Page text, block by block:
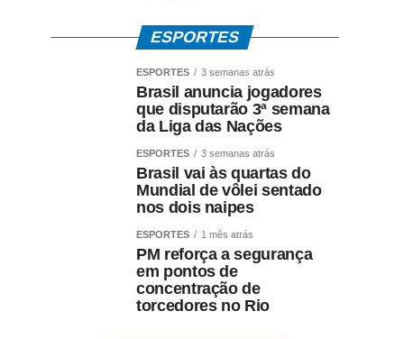
ESPORTES
ESPORTES 3 semanas atrás
Brasil anuncia jogadores
que disputarão 3ª semana
da Liga das Nações
ESPORTES 3 semanas atrás
Brasil vai às quartas do
Mundial de vôlei sentado
nos dois naipes
ESPORTES 1 mês atrás
PM reforça a segurança
em pontos de
concentração de
torcedores no Rio